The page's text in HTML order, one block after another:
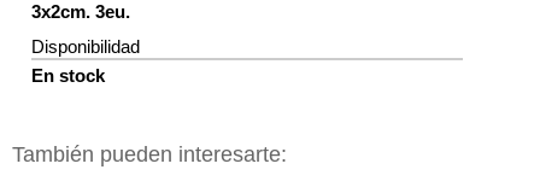
3x2cm. 3eu.
Disponibilidad
En stock
También pueden interesarte: